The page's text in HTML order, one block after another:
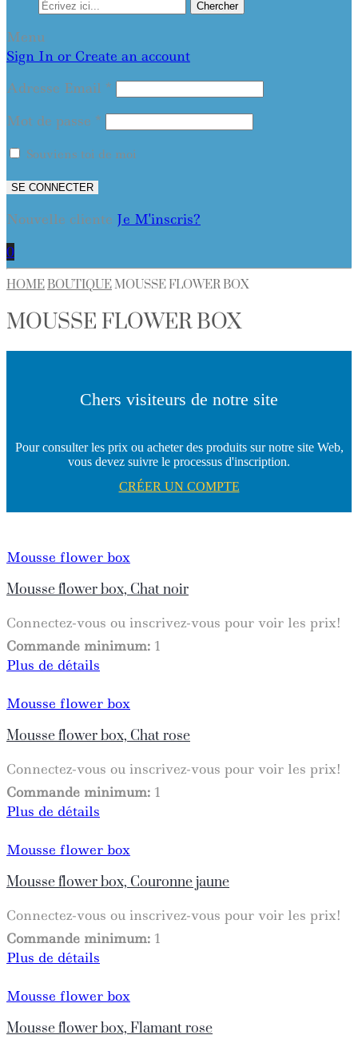
Chercher
Menu
Sign In or Create an account
Adresse Email *
Mot de passe *
Souviens toi de moi
SE CONNECTER
Nouvelle cliente Je M'inscris?
0
HOME BOUTIQUEMOUSSE FLOWER BOX
MOUSSE FLOWER BOX
Chers visiteurs de notre site
Pour consulter les prix ou acheter des produits sur notre site Web,
vous devez suivre le processus d'inscription.
CRÉER UN COMPTE
Mousse flower box
Mousse flower box, Chat noir
Connectez-vous ou inscrivez-vous pour voir les prix!
Commande minimum: 1
Plus de détails
Mousse flower box
Mousse flower box, Chat rose
Connectez-vous ou inscrivez-vous pour voir les prix!
Commande minimum: 1
Plus de détails
Mousse flower box
Mousse flower box, Couronne jaune
Connectez-vous ou inscrivez-vous pour voir les prix!
Commande minimum: 1
Plus de détails
Mousse flower box
Mousse flower box, Flamant rose